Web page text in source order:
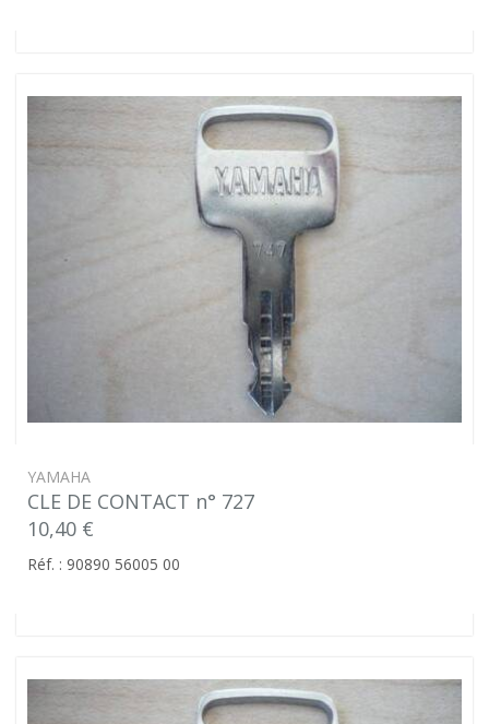
YAMAHA
CLE DE CONTACT n° 727
10,40 €
Réf. : 90890 56005 00